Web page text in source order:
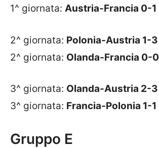
1^ giornata: Austria-Francia 0-1
2^ giornata: Polonia-Austria 1-3
2^ giornata: Olanda-Francia 0-0
3^ giornata: Olanda-Austria 2-3
3^ giornata: Francia-Polonia 1-1
Gruppo E